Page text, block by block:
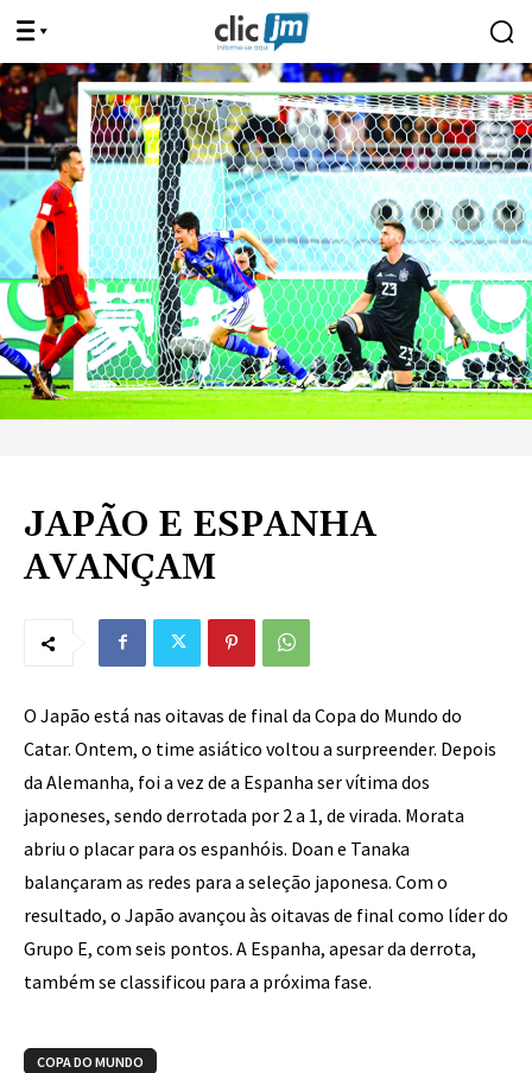
JAPÃO E ESPANHA
AVANÇAM
O Japão está nas oitavas de final da Copa do Mundo do
Catar. Ontem, o time asiático voltou a surpreender. Depois
da Alemanha, foi a vez de a Espanha ser vítima dos
japoneses, sendo derrotada por 2 a 1, de virada. Morata
abriu o placar para os espanhóis. Doan e Tanaka
balançaram as redes para a seleção japonesa. Com o
resultado, o Japão avançou às oitavas de final como líder do
Grupo E, com seis pontos. A Espanha, apesar da derrota,
também se classificou para a próxima fase.
COPA DO MUNDO